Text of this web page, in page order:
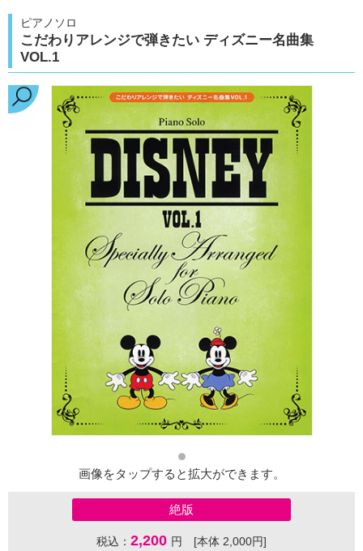
ピアノソロ
こだわりアレンジで弾きたい ディズニー名曲集
VOL.1
画像をタップすると拡大ができます。
絶版
税込： 2,200 円 [本体 2,000円]